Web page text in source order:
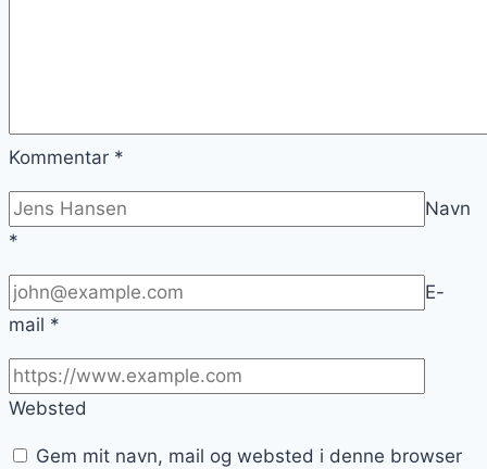
Kommentar *
Navn
*
E-
mail *
Websted
Gem mit navn, mail og websted i denne browser